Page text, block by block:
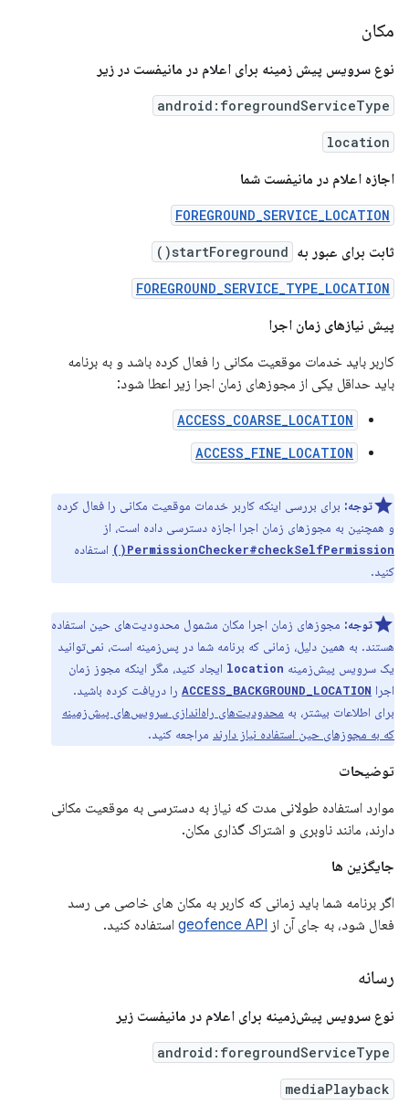
مکان
نوع سرویس پیش زمینه برای اعلام در مانیفست در زیر
android:foregroundServiceType
location
اجازه اعلام در مانیفست شما
FOREGROUND_SERVICE_LOCATION
ثابت برای عبور به startForeground()
FOREGROUND_SERVICE_TYPE_LOCATION
پیش نیازهای زمان اجرا
کاربر باید خدمات موقعیت مکانی را فعال کرده باشد و به برنامه
باید حداقل یکی از مجوزهای زمان اجرا زیر اعطا شود:
ACCESS_COARSE_LOCATION
ACCESS_FINE_LOCATION
توجه: برای بررسی اینکه کاربر خدمات موقعیت مکانی را فعال کرده
و همچنین به مجوزهای زمان اجرا اجازه دسترسی داده است، از
PermissionChecker#checkSelfPermission()
استفاده
کنید.
توجه: مجوزهای زمان اجرا مکان مشمول محدودیت‌های حین استفاده
هستند. به همین دلیل، زمانی که برنامه شما در پس‌زمینه است، نمی‌توانید
یک سرویس پیش‌زمینه location ایجاد کنید، مگر اینکه مجوز زمان
اجرا ACCESS_BACKGROUND_LOCATION را دریافت کرده باشید.
برای اطلاعات بیشتر، به محدودیت‌های راه‌اندازی سرویس‌های پیش‌زمینه
که به مجوزهای حین استفاده نیاز دارند مراجعه کنید.
توضیحات
موارد استفاده طولانی مدت که نیاز به دسترسی به موقعیت مکانی
دارند، مانند ناوبری و اشتراک گذاری مکان.
جایگزین ها
اگر برنامه شما باید زمانی که کاربر به مکان های خاصی می رسد
فعال شود، به جای آن از geofence API استفاده کنید.
رسانه
نوع سرویس پیش‌زمینه برای اعلام در مانیفست زیر
android:foregroundServiceType
mediaPlayback